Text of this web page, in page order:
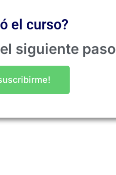
el curso?
siguiente